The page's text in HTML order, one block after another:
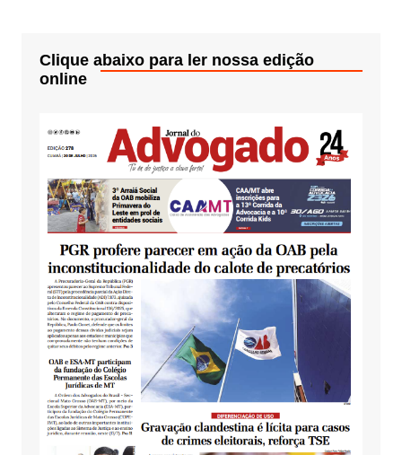
Clique abaixo para ler nossa edição
online